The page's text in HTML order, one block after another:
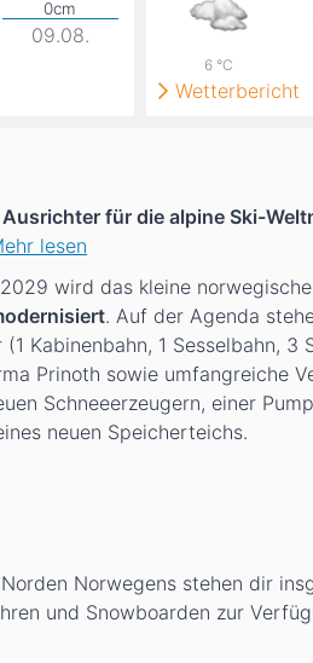
für die alpine Ski-
lesen
wird das kleine
. Auf der Agenda
Kabinenbahn, 1 Sesselbahn,
Prinoth sowie umfangreiche
Schneeerzeugern, einer
neuen Speicherteichs.
Norwegens stehen dir
und Snowboarden zur
6 °C
Wetterbericht
09.08.